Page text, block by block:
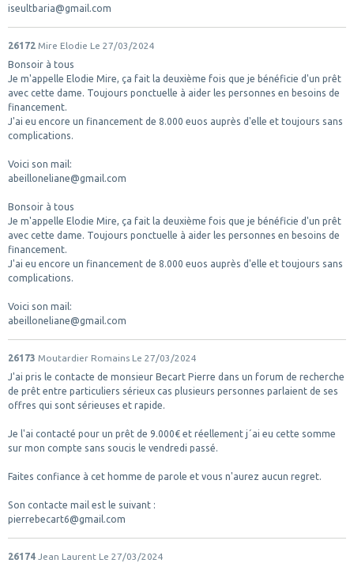
iseultbaria@gmail.com
26172 Mire Elodie Le 27/03/2024
Bonsoir à tous
Je m'appelle Elodie Mire, ça fait la deuxième fois que je bénéficie d'un prêt
avec cette dame. Toujours ponctuelle à aider les personnes en besoins de
financement.
J'ai eu encore un financement de 8.000 euos auprès d'elle et toujours sans
complications.
Voici son mail:
abeilloneliane@gmail.com
Bonsoir à tous
Je m'appelle Elodie Mire, ça fait la deuxième fois que je bénéficie d'un prêt
avec cette dame. Toujours ponctuelle à aider les personnes en besoins de
financement.
J'ai eu encore un financement de 8.000 euos auprès d'elle et toujours sans
complications.
Voici son mail:
abeilloneliane@gmail.com
26173 Moutardier Romains Le 27/03/2024
J'ai pris le contacte de monsieur Becart Pierre dans un forum de recherche
de prêt entre particuliers sérieux cas plusieurs personnes parlaient de ses
offres qui sont sérieuses et rapide.
Je l'ai contacté pour un prêt de 9.000€ et réellement j´ai eu cette somme
sur mon compte sans soucis le vendredi passé.
Faites confiance à cet homme de parole et vous n'aurez aucun regret.
Son contacte mail est le suivant :
pierrebecart6@gmail.com
26174 Jean Laurent Le 27/03/2024